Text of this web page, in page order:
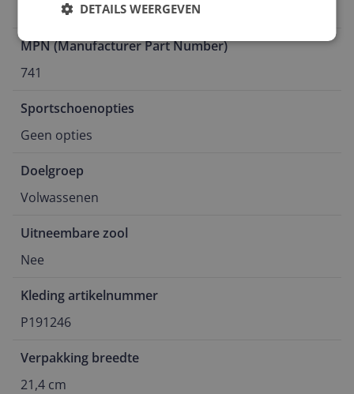
MPN (Manufacturer Part Number)
741
Sportschoenopties
Geen opties
Doelgroep
Volwassenen
Uitneembare zool
Nee
Kleding artikelnummer
P191246
Verpakking breedte
21,4 cm
DETAILS WEERGEVEN